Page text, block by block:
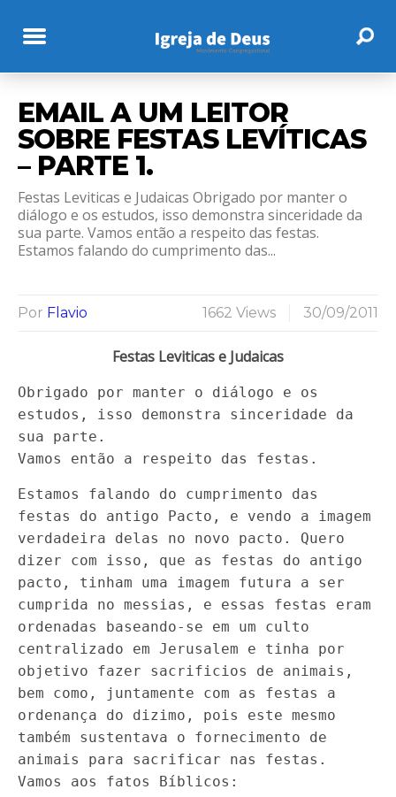
EMAIL A UM LEITOR
SOBRE FESTAS LEVÍTICAS
– PARTE 1.
Festas Leviticas e Judaicas Obrigado por manter o
diálogo e os estudos, isso demonstra sinceridade da
sua parte. Vamos então a respeito das festas.
Estamos falando do cumprimento das...
Por Flavio 30/09/2011
1662 Views
Festas Leviticas e Judaicas
Obrigado por manter o diálogo e os
estudos, isso demonstra sinceridade da
sua parte.
Vamos então a respeito das festas.
Estamos falando do cumprimento das
festas do antigo Pacto, e vendo a imagem
verdadeira delas no novo pacto. Quero
dizer com isso, que as festas do antigo
pacto, tinham uma imagem futura a ser
cumprida no messias, e essas festas eram
ordenadas baseando-se em um culto
centralizado em Jerusalem e tinha por
objetivo fazer sacrificios de animais,
bem como, juntamente com as festas a
ordenança do dizimo, pois este mesmo
também sustentava o fornecimento de
animais para sacrificar nas festas.
Vamos aos fatos Bíblicos: